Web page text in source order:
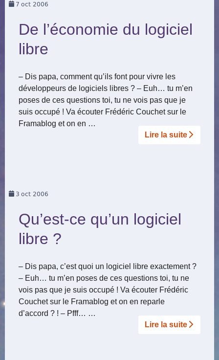
7 oct 2006
De l’économie du logiciel
libre
– Dis papa, comment qu’ils font pour vivre les
développeurs de logiciels libres ? – Euh… tu m’en
poses de ces questions toi, tu ne vois pas que je
suis occupé ! Va écouter Frédéric Couchet sur le
Framablog et on en …
Lire la suite­­
3 oct 2006
Qu’est-ce qu’un logiciel
libre ?
– Dis papa, c’est quoi un logiciel libre exactement ?
– Euh… tu m’en poses de ces questions toi, tu ne
vois pas que je suis occupé ! Va écouter Frédéric
Couchet sur le Framablog et on en reparle
d’accord ? ! – Pfff… …
Lire la suite­­